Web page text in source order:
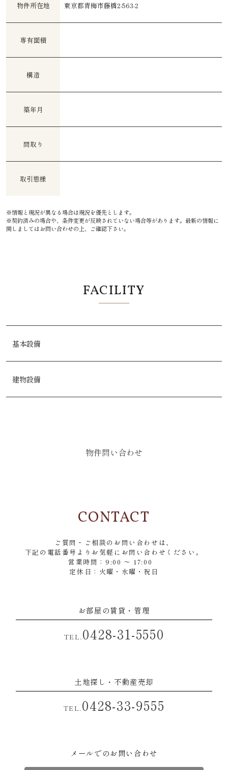
物件所在地 東京都青梅市藤橋2-563-2
専有面積
構造
築年月
間取り
取引態様
※情報と現況が異なる場合は現況を優先とします。
※契約済みの場合や、条件変更が反映されていない場合等があります。最新の情報に
関しましてはお問い合わせの上、ご確認下さい。
FACILITY
基本設備
建物設備
物件問い合わせ
CONTACT
ご質問・ご相談のお問い合わせは、
下記の電話番号よりお気軽にお問い合わせください。
営業時間：9:00 ～ 17:00
定休日：火曜・水曜・祝日
お部屋の賃貸・管理
TEL.0428-31-5550
土地探し・不動産売却
TEL.0428-33-9555
メールでのお問い合わせ